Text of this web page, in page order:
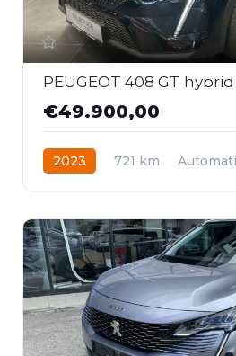
PEUGEOT 408 GT
€49.900,00
2023 721 km